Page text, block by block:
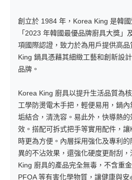
創立於 1984 年，Korea King 是韓
「2023 年韓國最優品牌廚具大獎」
項國際認證，致力於為用戶提供高
King 鍋具憑藉其細緻工藝和創新設
品牌。
Korea King 廚具以提升生活品質為
工學防燙電木手把，輕便易用，鍋
垢結合，清洗容。易此外，快導熱
效。搭配可拆式把手等實用配件，
時更為方便。內層採用強化及專利
異的不沾效果，還強化硬度更耐刮
King 廚具的產品完全無毒，不含重
PFOA 等有害化學物質，讓健康與